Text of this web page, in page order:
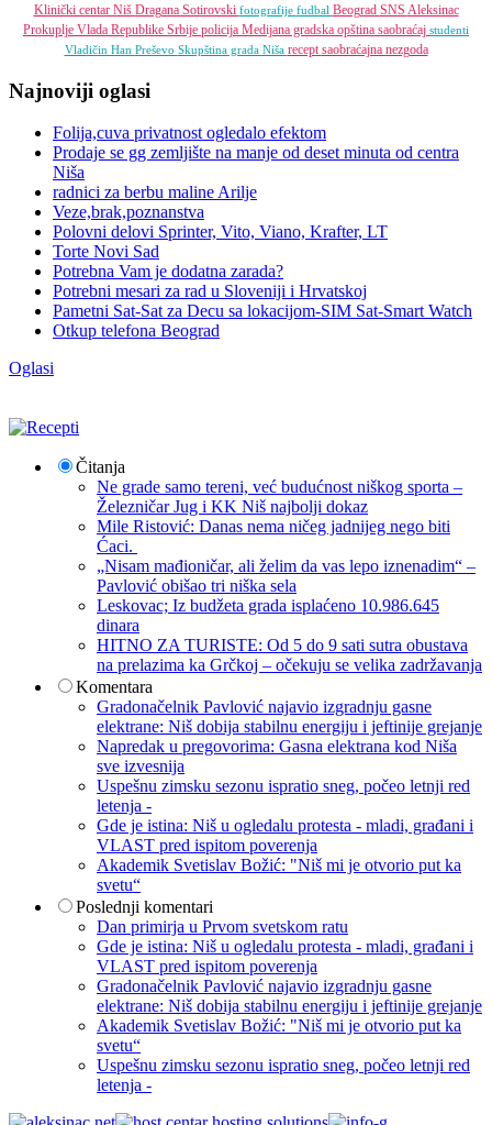
Klinički centar Niš Dragana Sotirovski fotografije fudbal Beograd SNS Aleksinac
Prokuplje Vlada Republike Srbije policija Medijana gradska opština saobraćaj studenti
Vladičin Han Preševo Skupština grada Niša receptsaobraćajna nezgoda
Najnoviji oglasi
Folija,cuva privatnost ogledalo efektom
Prodaje se gg zemljište na manje od deset minuta od centra
Niša
radnici za berbu maline Arilje
Veze,brak,poznanstva
Polovni delovi Sprinter, Vito, Viano, Krafter, LT
Torte Novi Sad
Potrebna Vam je dodatna zarada?
Potrebni mesari za rad u Sloveniji i Hrvatskoj
Pametni Sat-Sat za Decu sa lokacijom-SIM Sat-Smart Watch
Otkup telefona Beograd
Oglasi
Čitanja
Ne grade samo tereni, već budućnost niškog sporta –
Železničar Jug i KK Niš najbolji dokaz
Mile Ristović: Danas nema ničeg jadnijeg nego biti
Ćaci.
„Nisam mađioničar, ali želim da vas lepo iznenadim“ –
Pavlović obišao tri niška sela
Leskovac; Iz budžeta grada isplaćeno 10.986.645
dinara
HITNO ZA TURISTE: Od 5 do 9 sati sutra obustava
na prelazima ka Grčkoj – očekuju se velika zadržavanja
Komentara
Gradonačelnik Pavlović najavio izgradnju gasne
elektrane: Niš dobija stabilnu energiju i jeftinije grejanje
Napredak u pregovorima: Gasna elektrana kod Niša
sve izvesnija
Uspešnu zimsku sezonu ispratio sneg, počeo letnji red
letenja -
Gde je istina: Niš u ogledalu protesta - mladi, građani i
VLAST pred ispitom poverenja
Akademik Svetislav Božić: "Niš mi je otvorio put ka
svetu“
Poslednji komentari
Dan primirja u Prvom svetskom ratu
Gde je istina: Niš u ogledalu protesta - mladi, građani i
VLAST pred ispitom poverenja
Gradonačelnik Pavlović najavio izgradnju gasne
elektrane: Niš dobija stabilnu energiju i jeftinije grejanje
Akademik Svetislav Božić: "Niš mi je otvorio put ka
svetu“
Uspešnu zimsku sezonu ispratio sneg, počeo letnji red
letenja -